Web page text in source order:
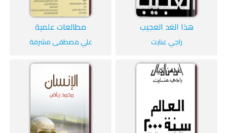
هذا الغد العجيب
راجي عنايت
مطالعات علمية
علي مصطفى مشرفة